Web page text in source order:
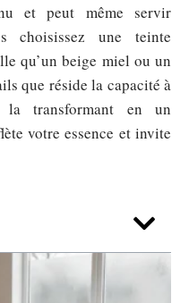
et peut même servir
choisissez une teinte
qu’un beige miel ou un
que réside la capacité à
la transformant en un
votre essence et invite